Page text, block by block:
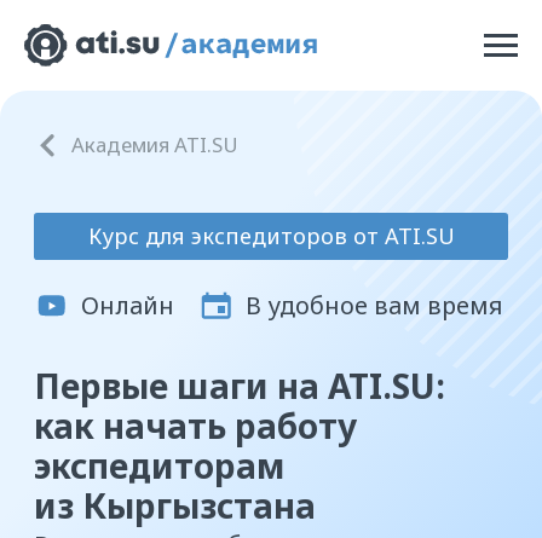
как начать работу
Вы узнаете, как быстро закрывать
заявки даже по непопулярным
направлениям и собрать базу
активных перевозчиков за один день.
Научитесь проверять перевозчиков
перед сделкой, а также прокачаете
Онлайн В удобное вам время